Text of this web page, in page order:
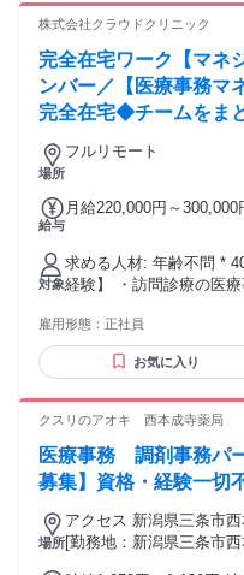
株式会社クラウドクリニック
完全在宅ワーク【マネ
ンバー／【医療事務マ
完全在宅◆チームをま
経験を活かしてキャリ
場所
フルリモート
給与
月給220,000円～300,000円 給与: 月給：
与金額はご経験・スキ
社独自の業務フローへの
ト層候補としての役割ま
す。 固定残業代なし
対象
求める人材: 年齢不問 * 40代活躍 * 50代活躍 【必須スキル・
経験】 ・訪問診療の医
験 ・基本的なPCスキル
ジャーなど、何らかの「
経験」がある方 【就業環境】 在宅勤務のため、ご自宅にイン
療の算定は未経験です
経験のない方でもご活躍
定しています。 【歓迎するご経験・スキル】 ・オンライン
・異なる医療機関や、複
・チャット等のテキスト
雇用形態： 正社員
お気に入り
クスリのアオキ 西本成寺薬局
医療事務 調剤事務パ
募集】資格・経験一切
場所
アクセス 新潟県三条市
[勤務地：新潟県三条市